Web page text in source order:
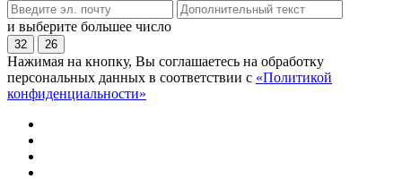
и выберите большее число
32 26
Нажимая на кнопку, Вы соглашаетесь на обработку
персональных данных в соответствии с «Политикой
конфиденциальности»